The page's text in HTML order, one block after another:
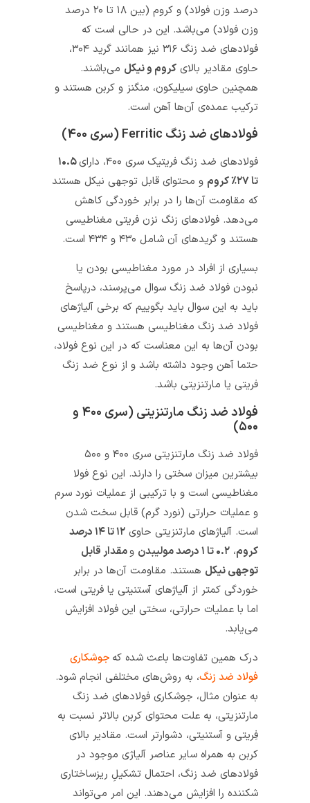
درصد وزن فولاد) و کروم (بین ۱۸ تا ۲۰ درصد
وزن فولاد) می‌باشد. این در حالی است که
فولادهای ضد زنگ ۳۱۶ نیز همانند گرید ۳۰۴،
حاوی مقادیر بالایکروم و نیکلمی‌باشند.
همچنین حاوی سیلیکون، منگنز و کربن هستند و
ترکیب عمده‌ی آن‌ها آهن است.
فولادهای ضد زنگ Ferritic (سری ۴۰۰)
فولادهای ضد زنگ فریتیک سری ۴۰۰، دارای
۱۰.۵
و محتوای قابل توجهی نیکل هستند
که مقاومت آن‌ها را در برابر خوردگی کاهش
می‌دهد. فولادهای زنگ نزن فریتی مغناطیسی
هستند و گریدهای آن‌ شامل ۴۳۰ و ۴۳۴ است.
بسیاری از افراد در مورد مغناطیسی بودن یا
نبودن فولاد ضد زنگ سوال می‌پرسند، درپاسخ
باید به این سوال باید بگوییم که برخی آلیاژهای
فولاد ضد زنگ مغناطیسی هستند و مغناطیسی
بودن آن‌ها به این معناست که در این نوع فولاد،
حتما آهن وجود داشته باشد و از نوع ضد زنگ
فریتی یا مارتنزیتی باشد.
فولاد ضد زنگ مارتنزیتی (سری ۴۰۰ و
فولاد ضد زنگ مارتنزیتی سری ۴۰۰ و ۵۰۰
بیشترین میزان سختی را دارند. این نوع فولا
مغناطیسی است و با ترکیبی از عملیات نورد سرم
و عملیات حرارتی (نورد گرم) قابل سخت شدن
است. آلیاژهای مارتنزیتی حاوی
۱۲ تا ۱۴ درصد
ومقدار قابل
توجهی نیکلهستند. مقاومت آن‌ها در برابر
خوردگی کمتر از آلیاژهای آستنیتی یا فریتی است،
اما با عملیات حرارتی، سختی این فولاد افزایش
درک همین تفاوت‌ها باعث شده کهجوشکاری
فولاد ضد زنگ، به روش‌های مختلفی انجام شود.
به عنوان مثال، جوشکاری فولادهای ضد زنگ
مارتنزیتی، به علت محتوای کربن بالاتر نسبت به
فِریتی و آستنیتی، دشوارتر است. مقادیر بالای
کربن به همراه سایر عناصر آلیاژی موجود در
فولادهای ضد زنگ، احتمال تشکیلِ ریزساختاری
شکننده را افزایش می‌دهند. این امر می‌تواند